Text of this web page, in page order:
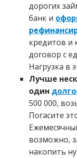
дорогих
банк и
кредитов и
договор с
Нагрузка в
Лучше
один
500 000,
Погасите
возможно,
накопить